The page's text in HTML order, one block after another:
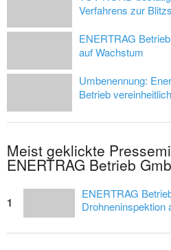
Verfahrens zur
ENERTRAG
auf Wachstum
Umbenennung:
Betrieb
Meist geklickte
ENERTRAG Betrieb
1
ENERTRAG
Drohneninspektion